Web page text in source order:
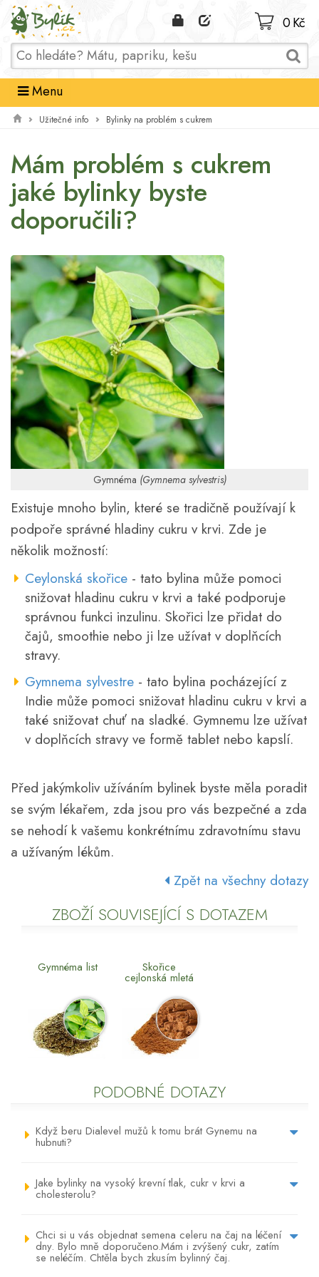
Domů
0 Kč
Menu
Užitečné info Bylinky na problém s cukrem
Mám problém s cukrem
jaké bylinky byste
doporučili?
Gymnéma (Gymnema sylvestris)
Existuje mnoho bylin, které se tradičně používají k
podpoře správné hladiny cukru v krvi. Zde je
několik možností:
Ceylonská skořice - tato bylina může pomoci
snižovat hladinu cukru v krvi a také podporuje
správnou funkci inzulinu. Skořici lze přidat do
čajů, smoothie nebo ji lze užívat v doplňcích
stravy.
Gymnema sylvestre - tato bylina pocházející z
Indie může pomoci snižovat hladinu cukru v krvi a
také snižovat chuť na sladké. Gymnemu lze užívat
v doplňcích stravy ve formě tablet nebo kapslí.
Před jakýmkoliv užíváním bylinek byste měla poradit
se svým lékařem, zda jsou pro vás bezpečné a zda
se nehodí k vašemu konkrétnímu zdravotnímu stavu
a užívaným lékům.
Zpět na všechny dotazy
ZBOŽÍ SOUVISEJÍCÍ S DOTAZEM
Gymnéma list Skořice
cejlonská mletá
PODOBNÉ DOTAZY
Když beru Dialevel mužů k tomu brát Gynemu na
hubnuti?
Jake bylinky na vysoký krevní tlak, cukr v krvi a
cholesterolu?
Chci si u vás objednat semena celeru na čaj na léčení
dny. Bylo mně doporučeno.Mám i zvýšený cukr, zatím
se neléčím. Chtěla bych zkusím bylinný čaj.